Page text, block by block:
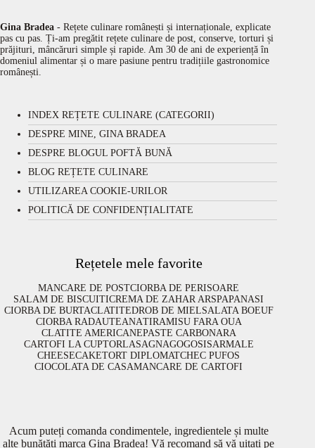
Gina Bradea - Rețete culinare românești și internaționale, explicate
pas cu pas. Ți-am pregătit rețete culinare de post, conserve, torturi și
prăjituri, mâncăruri simple și rapide. Am 30 de ani de experiență în
domeniul alimentar și o mare pasiune pentru tradițiile gastronomice
românești.
INDEX REȚETE CULINARE (CATEGORII)
DESPRE MINE, GINA BRADEA
DESPRE BLOGUL POFTĂ BUNĂ
BLOG REȚETE CULINARE
UTILIZAREA COOKIE-URILOR
POLITICĂ DE CONFIDENȚIALITATE
Rețetele mele favorite
MANCARE DE POSTCIORBA DE PERISOARE
SALAM DE BISCUITICREMA DE ZAHAR ARSPAPANASI
CIORBA DE BURTACLATITEDROB DE MIELSALATA BOEUF
CIORBA RADAUTEANATIRAMISU FARA OUA
CLATITE AMERICANEPASTE CARBONARA
CARTOFI LA CUPTORLASAGNAGOGOSISARMALE
CHEESECAKETORT DIPLOMATCHEC PUFOS
CIOCOLATA DE CASAMANCARE DE CARTOFI
Acum puteți comanda condimentele, ingredientele și multe
alte bunătăți marca Gina Bradea! Vă recomand să vă uitați pe